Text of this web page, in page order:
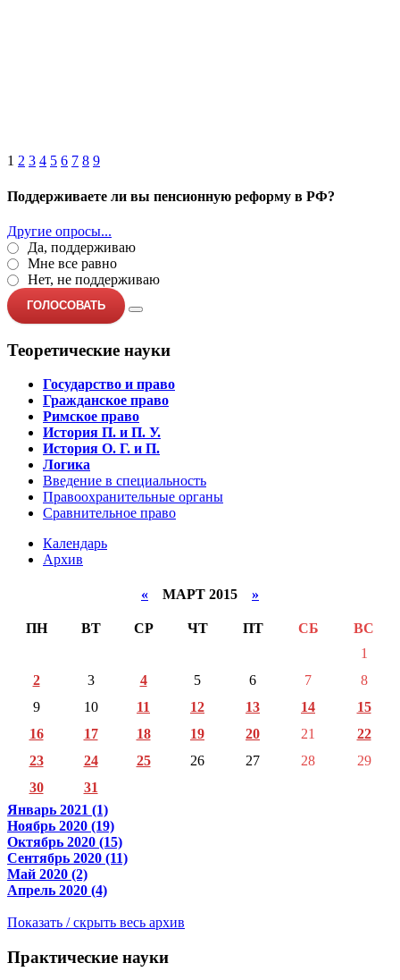
1 2 3 4 5 6 7 8 9
Поддерживаете ли вы пенсионную реформу в РФ?
Другие опросы...
Да, поддерживаю
Мне все равно
Нет, не поддерживаю
ГОЛОСОВАТЬ
Теоретические науки
Государство и право
Гражданское право
Римское право
История П. и П. У.
История О. Г. и П.
Логика
Введение в специальность
Правоохранительные органы
Сравнительное право
Календарь
Архив
« МАРТ 2015 »
ПН ВТ СР ЧТ ПТ СБ
ВС
1
2
3 4 5 6 7
8
9
10 11 12 13 14
15
16
17 18 19 20 21
22
23
24 25 26 27 28
29
30
31
Январь 2021 (1)
Ноябрь 2020 (19)
Октябрь 2020 (15)
Сентябрь 2020 (11)
Май 2020 (2)
Апрель 2020 (4)
Показать / скрыть весь архив
Практические науки